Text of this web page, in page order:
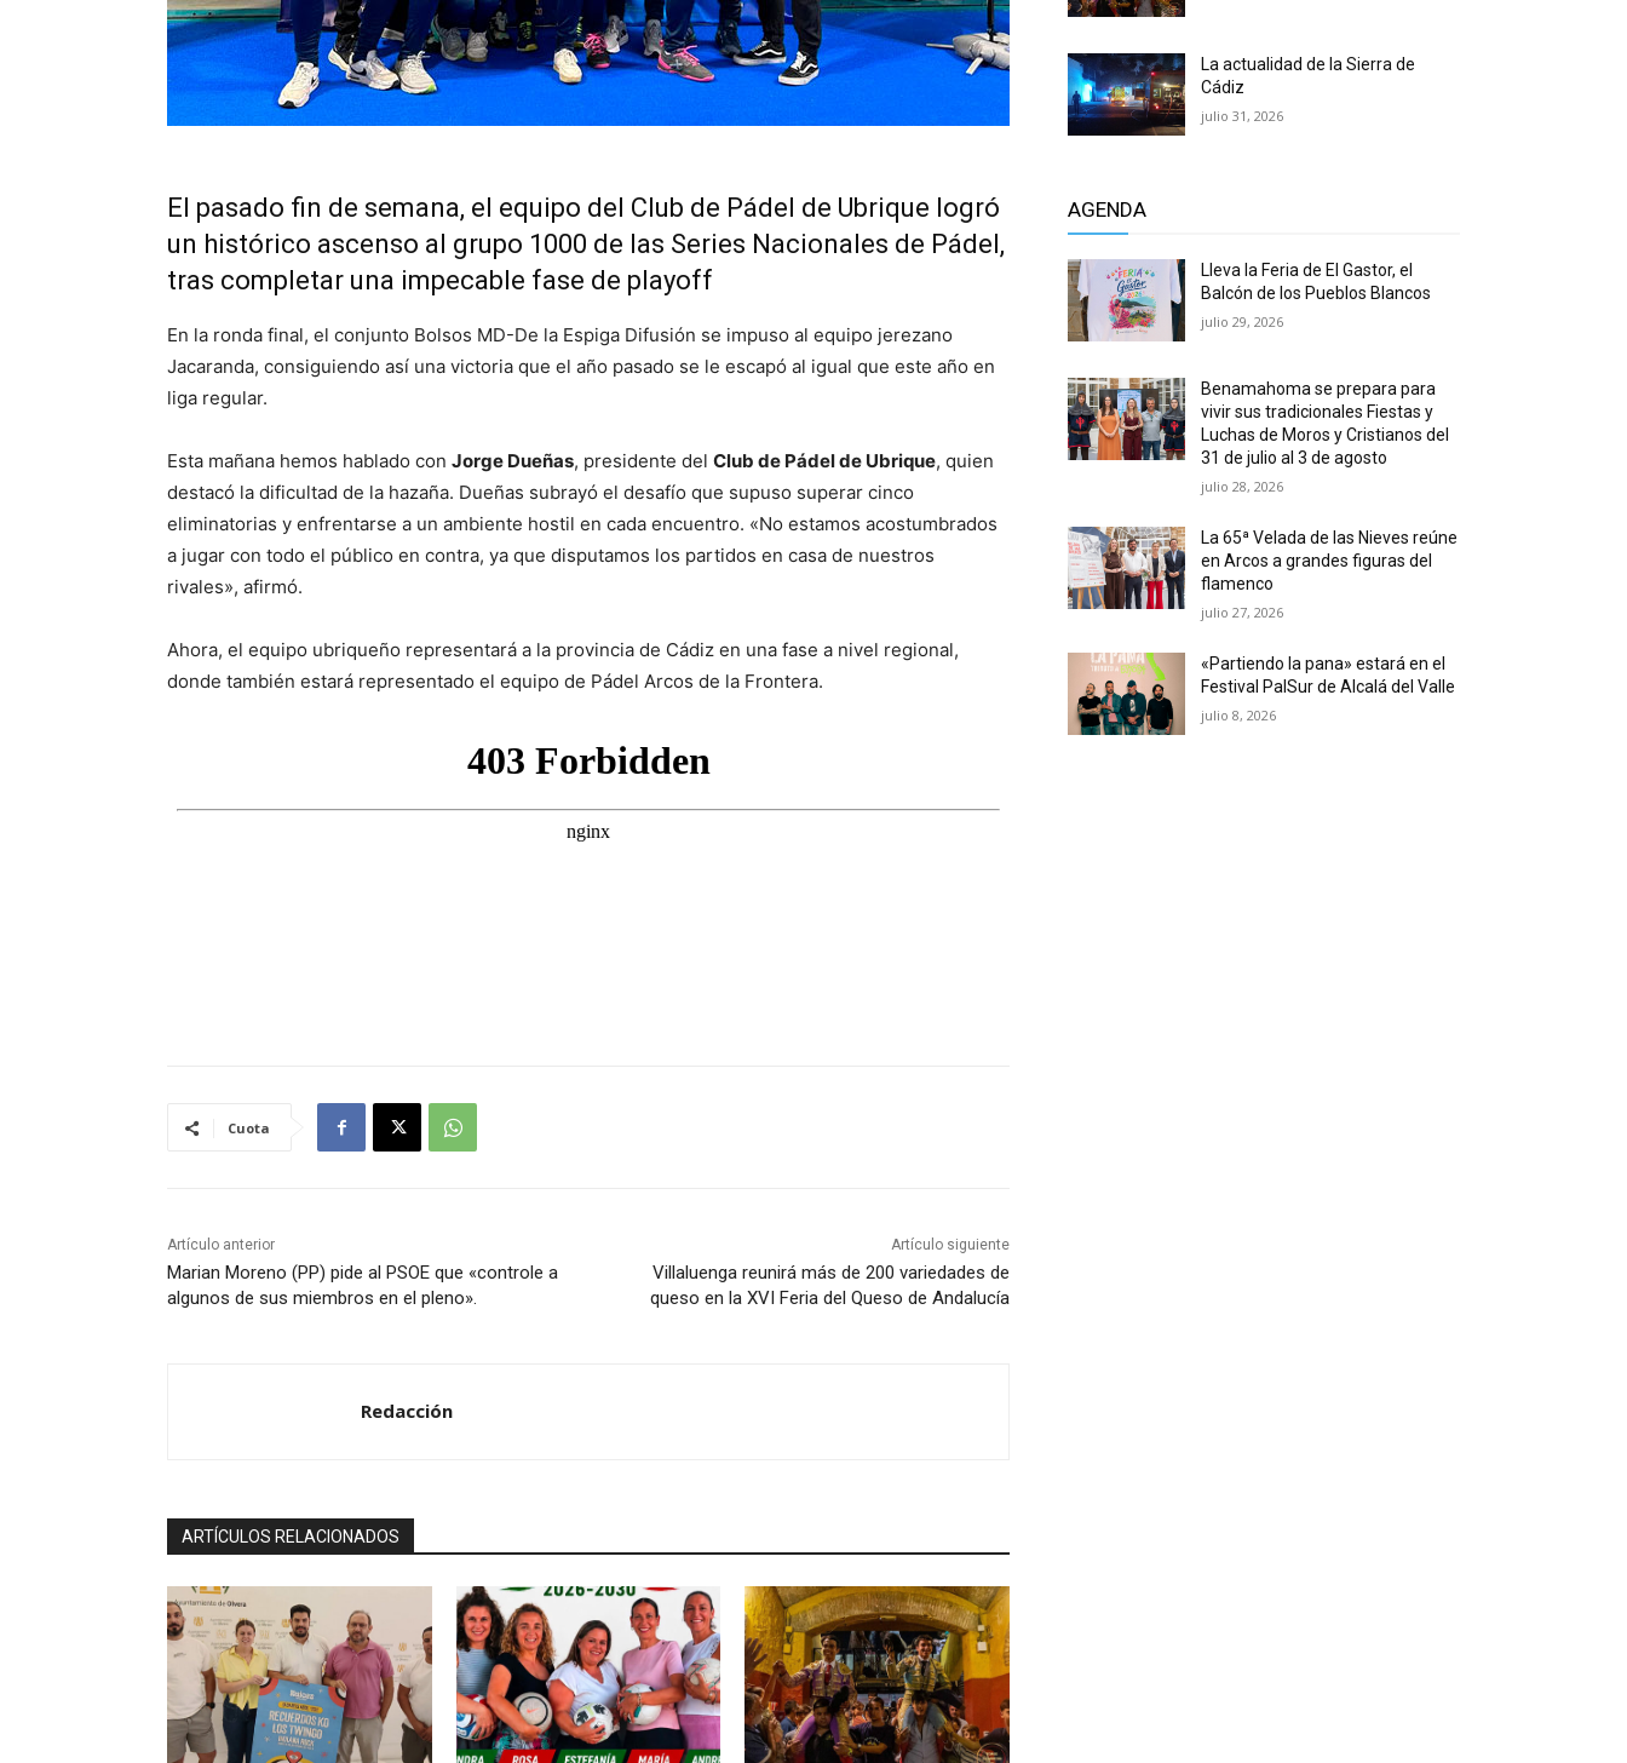
El pasado fin de semana, el equipo del Club de Pádel de Ubrique logró
un histórico ascenso al grupo 1000 de las Series Nacionales de Pádel,
tras completar una impecable fase de playoff
En la ronda final, el conjunto Bolsos MD-De la Espiga Difusión se impuso al equipo jerezano
Jacaranda, consiguiendo así una victoria que el año pasado se le escapó al igual que este año en
liga regular.
Esta mañana hemos hablado con Jorge Dueñas, presidente del Club de Pádel de Ubrique, quien
destacó la dificultad de la hazaña. Dueñas subrayó el desafío que supuso superar cinco
eliminatorias y enfrentarse a un ambiente hostil en cada encuentro. «No estamos acostumbrados
a jugar con todo el público en contra, ya que disputamos los partidos en casa de nuestros
rivales», afirmó.
Ahora, el equipo ubriqueño representará a la provincia de Cádiz en una fase a nivel regional,
donde también estará representado el equipo de Pádel Arcos de la Frontera.
Cuota
Artículo anterior
Marian Moreno (PP) pide al PSOE que «controle a
algunos de sus miembros en el pleno».
Artículo siguiente
Villaluenga reunirá más de 200 variedades de
queso en la XVI Feria del Queso de Andalucía
Redacción
ARTÍCULOS RELACIONADOS
La actualidad de la Sierra de
Cádiz
julio 31, 2026
AGENDA
Lleva la Feria de El Gastor, el
Balcón de los Pueblos Blancos
julio 29, 2026
Benamahoma se prepara para
vivir sus tradicionales Fiestas y
Luchas de Moros y Cristianos del
31 de julio al 3 de agosto
julio 28, 2026
La 65ª Velada de las Nieves reúne
en Arcos a grandes figuras del
flamenco
julio 27, 2026
«Partiendo la pana» estará en el
Festival PalSur de Alcalá del Valle
julio 8, 2026